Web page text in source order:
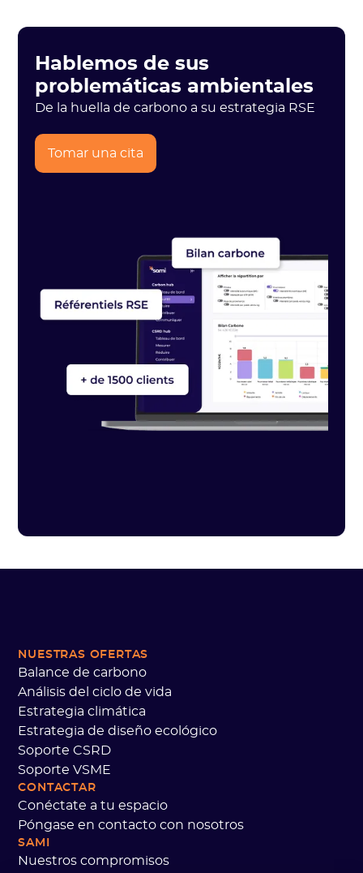
Hablemos de sus
problemáticas ambientales
De la huella de carbono a su estrategia RSE
Tomar una cita
NUESTRAS OFERTAS
Balance de carbono
Análisis del ciclo de vida
Estrategia climática
Estrategia de diseño ecológico
Soporte CSRD
Soporte VSME
CONTACTAR
Conéctate a tu espacio
Póngase en contacto con nosotros
SAMI
Nuestros compromisos